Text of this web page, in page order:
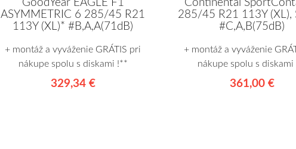
GoodYear EAGLE F1
ASYMMETRIC 6 285/45 R21
113Y (XL)* #B,A,A(71dB)
+ montáž a vyváženie GRÁTIS pri
nákupe spolu s diskami !**
329,34 €
Continental
285/45 R21 113Y (XL),
#C,A,B(75dB)
+ montáž a vyváženie
nákupe spolu s diskami
361,00 €